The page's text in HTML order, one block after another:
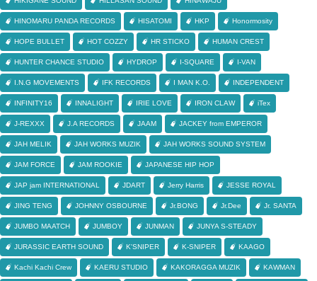
HINOMARU PANDA RECORDS HISATOMI HKP Honormosity
HOPE BULLET HOT COZZY HR STICKO HUMAN CREST
HUNTER CHANCE STUDIO HYDROP I-SQUARE I-VAN
I.N.G MOVEMENTS IFK RECORDS I MAN K.O. INDEPENDENT
INFINITY16 INNALIGHT IRIE LOVE IRON CLAW iTex
J-REXXX J.A RECORDS JAAM JACKEY from EMPEROR
JAH MELIK JAH WORKS MUZIK JAH WORKS SOUND SYSTEM
JAM FORCE JAM ROOKIE JAPANESE HIP HOP
JAP jam INTERNATIONAL JDART Jerry Harris JESSE ROYAL
JING TENG JOHNNY OSBOURNE Jr.BONG Jr.Dee Jr. SANTA
JUMBO MAATCH JUMBOY JUNMAN JUNYA S-STEADY
JURASSIC EARTH SOUND K'SNIPER K-SNIPER KAAGO
Kachi Kachi Crew KAERU STUDIO KAKORAGGA MUZIK KAWMAN